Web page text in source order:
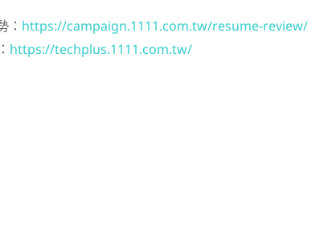
： https://campaign.1111.com.tw/resume-review/
https://techplus.1111.com.tw/